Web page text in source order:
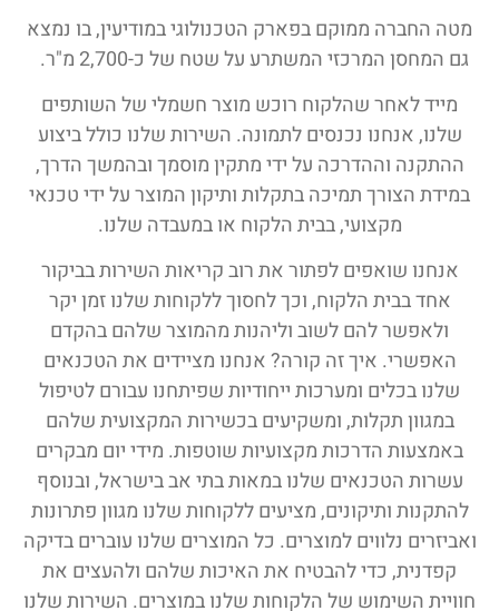
מטה החברה ממוקם בפארק הטכנולוגי במודיעין, בו נמצא
גם המחסן המרכזי המשתרע על שטח של כ-2,700 מ"ר.
מייד לאחר שהלקוח רוכש מוצר חשמלי של השותפים
שלנו, אנחנו נכנסים לתמונה. השירות שלנו כולל ביצוע
ההתקנה וההדרכה על ידי מתקין מוסמך ובהמשך הדרך,
במידת הצורך תמיכה בתקלות ותיקון המוצר על ידי טכנאי
מקצועי, בבית הלקוח או במעבדה שלנו.
אנחנו שואפים לפתור את רוב קריאות השירות בביקור
אחד בבית הלקוח, וכך לחסוך ללקוחות שלנו זמן יקר
ולאפשר להם לשוב וליהנות מהמוצר שלהם בהקדם
האפשרי. איך זה קורה? אנחנו מציידים את הטכנאים
שלנו בכלים ומערכות ייחודיות שפיתחנו עבורם לטיפול
במגוון תקלות, ומשקיעים בכשירות המקצועית שלהם
באמצעות הדרכות מקצועיות שוטפות. מידי יום מבקרים
עשרות הטכנאים שלנו במאות בתי אב בישראל, ובנוסף
להתקנות ותיקונים, מציעים ללקוחות שלנו מגוון פתרונות
ואביזרים נלווים למוצרים. כל המוצרים שלנו עוברים בדיקה
קפדנית, כדי להבטיח את האיכות שלהם ולהעצים את
חוויית השימוש של הלקוחות שלנו במוצרים. השירות שלנו